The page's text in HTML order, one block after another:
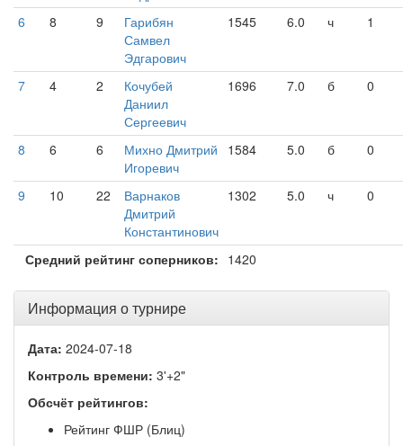
6 8 9
Гарибян
Самвел
Эдгарович
1545 6.0 ч 1
7 4 2
Кочубей
Даниил
Сергеевич
1696 7.0 б 0
8 6 6
Михно Дмитрий
Игоревич
1584 5.0 б 0
9 10 22
Варнаков
Дмитрий
Константинович
1302 5.0 ч 0
Средний рейтинг соперников: 1420
Информация о турнире
Дата: 2024-07-18
Контроль времени: 3'+2"
Обсчёт рейтингов:
Рейтинг ФШР (Блиц)